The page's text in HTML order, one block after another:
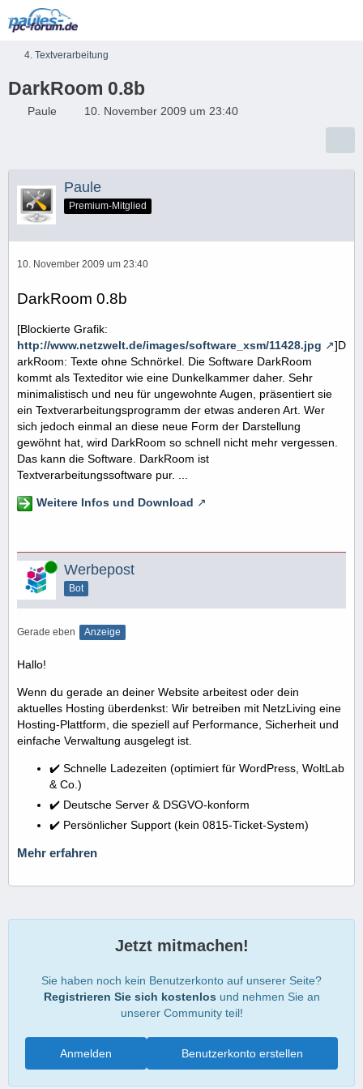
4. Textverarbeitung
DarkRoom 0.8b
Paule 10. November 2009 um 23:40
Paule
Premium-Mitglied
10. November 2009 um 23:40
DarkRoom 0.8b
[Blockierte Grafik:
http://www.netzwelt.de/images/software_xsm/11428.jpg
]D
arkRoom: Texte ohne Schnörkel. Die Software DarkRoom
kommt als Texteditor wie eine Dunkelkammer daher. Sehr
minimalistisch und neu für ungewohnte Augen, präsentiert sie
ein Textverarbeitungsprogramm der etwas anderen Art. Wer
sich jedoch einmal an diese neue Form der Darstellung
gewöhnt hat, wird DarkRoom so schnell nicht mehr vergessen.
Das kann die Software. DarkRoom ist
Textverarbeitungssoftware pur. ...
Weitere Infos und Download
Online Werbepost
Bot
Gerade eben Anzeige
Hallo!
Wenn du gerade an deiner Website arbeitest oder dein
aktuelles Hosting überdenkst: Wir betreiben mit NetzLiving eine
Hosting-Plattform, die speziell auf Performance, Sicherheit und
einfache Verwaltung ausgelegt ist.
✔️ Schnelle Ladezeiten (optimiert für WordPress, WoltLab
& Co.)
✔️ Deutsche Server & DSGVO-konform
✔️ Persönlicher Support (kein 0815-Ticket-System)
Mehr erfahren
Jetzt mitmachen!
Sie haben noch kein Benutzerkonto auf unserer Seite?
Registrieren Sie sich kostenlos und nehmen Sie an
unserer Community teil!
Benutzerkonto erstellen
Anmelden